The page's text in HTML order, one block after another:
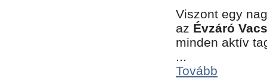
Viszont egy
az Évzáró
minden aktív
...
Tovább